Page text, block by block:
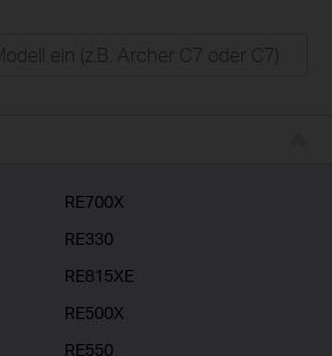
RE700X
RE330
RE815XE
RE500X
RE550